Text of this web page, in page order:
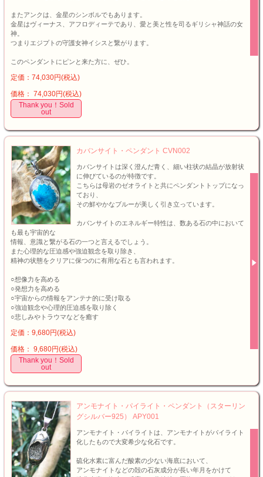
またアンクは、金星のシンボルでもあります。
金星はヴィーナス、アフロディーテであり、愛と美と性を司るギリシャ神話の女
神。
つまりエジプトの守護女神イシスと繋がります。
このペンダントにピンと来た方に、ぜひ。
定価：74,030円(税込)
価格： 74,030円(税込)
Thank you！Sold
out
カバンサイト・ペンダント CVN002
カバンサイトは深く澄んだ青く、細い柱状の結晶が放射状
に伸びているのが特徴です。
こちらは母岩のゼオライトと共にペンダントトップになっ
ており、
その鮮やかなブルーが美しく引き立っています。
カバンサイトのエネルギー特性は、数ある石の中において
も最も宇宙的な
情報、意識と繋がる石の一つと言えるでしょう。
また心理的な圧迫感や強迫観念を取り除き、
精神の状態をクリアに保つのに有用な石とも言われます。
○想像力を高める
○発想力を高める
○宇宙からの情報をアンテナ的に受け取る
○強迫観念や心理的圧迫感を取り除く
○悲しみやトラウマなどを癒す
定価：9,680円(税込)
価格： 9,680円(税込)
Thank you！Sold
out
アンモナイト・パイライト・ペンダント（スターリン
グシルバー925） APY001
アンモナイト・パイライトは、アンモナイトがパイライト
化したもので大変希少な化石です。
硫化水素に富んだ酸素の少ない海底において、
アンモナイトなどの殻の石灰成分が長い年月をかけて